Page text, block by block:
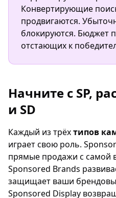
Конвертирующие
продвигаются.
блокируются. Бюджет
отстающих к
Начните с SP,
и SD
Каждый из трёхтипов
играет свою роль.
прямые продажи с самой
Sponsored Brands
защищает ваши
Sponsored Display